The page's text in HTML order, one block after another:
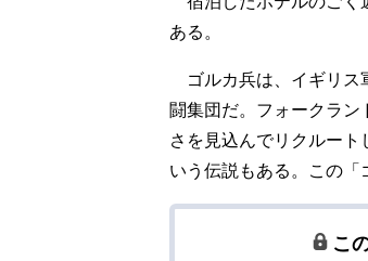
ある。
ゴルカ兵は、イギリス
闘集団だ。フォークラ
さを見込んでリクルー
いう伝説もある。この「
こ